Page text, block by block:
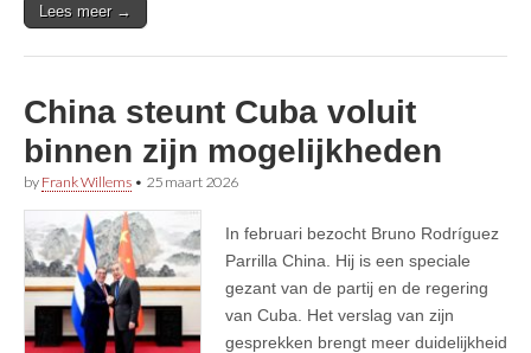
Lees meer →
China steunt Cuba voluit
binnen zijn mogelijkheden
by Frank Willems • 25 maart 2026
In februari bezocht Bruno Rodríguez
Parrilla China. Hij is een speciale
gezant van de partij en de regering
van Cuba. Het verslag van zijn
gesprekken brengt meer duidelijkheid